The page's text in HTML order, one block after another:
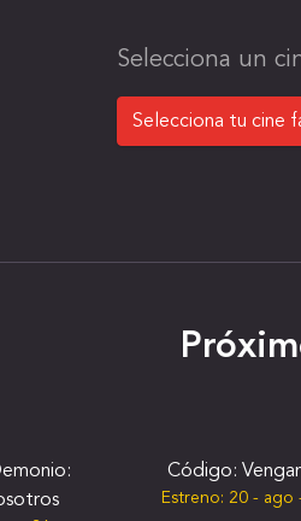
Selecciona un
Código:
Estreno: 20 - ago